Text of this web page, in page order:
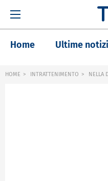
Home Ultime
HOME INTRATTENIMENTO NELLA